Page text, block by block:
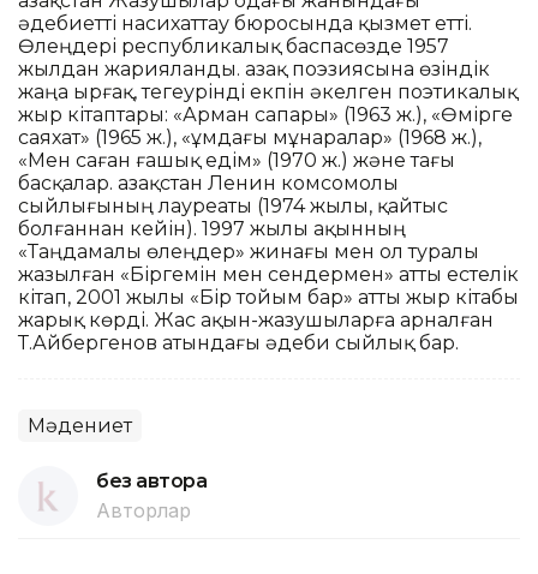
әдебиетті насихаттау бюросында қызмет етті.
Өлеңдері республикалық баспасөзде 1957
жылдан жарияланды. Қазақ поэзиясына өзіндік
жаңа ырғақ, тегеурінді екпін әкелген поэтикалық
жыр кітаптары: «Арман сапары» (1963 ж.), «Өмірге
саяхат» (1965 ж.), «Құмдағы мұнаралар» (1968 ж.),
«Мен саған ғашық едім» (1970 ж.) және тағы
басқалар. Қазақстан Ленин комсомолы
сыйлығының лауреаты (1974 жылы, қайтыс
болғаннан кейін). 1997 жылы ақынның
«Таңдамалы өлеңдер» жинағы мен ол туралы
жазылған «Біргемін мен сендермен» атты естелік
кітап, 2001 жылы «Бір тойым бар» атты жыр кітабы
жарық көрді. Жас ақын-жазушыларға арналған
Т.Айбергенов атындағы әдеби сыйлық бар.
Мәдениет
без автора
Авторлар